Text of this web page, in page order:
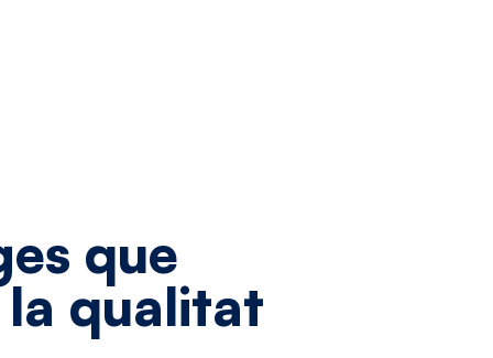
que
la qualitat